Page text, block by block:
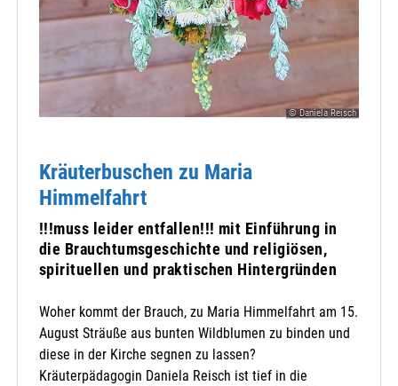
© Daniela Reisch
Kräuterbuschen zu Maria
Himmelfahrt
!!!muss leider entfallen!!! mit Einführung in
die Brauchtumsgeschichte und religiösen,
spirituellen und praktischen Hintergründen
Woher kommt der Brauch, zu Maria Himmelfahrt am 15.
August Sträuße aus bunten Wildblumen zu binden und
diese in der Kirche segnen zu lassen?
Kräuterpädagogin Daniela Reisch ist tief in die